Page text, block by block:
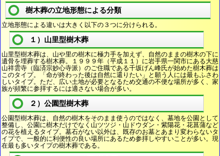
樹木葬の立地形態による分類
立地形態による違いは大きく以下の３つに分けられる。
１）山里型樹木葬
山里型樹木葬は、山や里の樹木に極力手を加えず、自然のままの樹木の下に
遺骨を埋葬する樹木葬。１９９９年（平成１１）に岩手県一関市にある大慈
山祥雲寺（臨済宗妙心寺派）のご住職である千坂げん峰氏が始めた樹木葬は
このタイプ。「命が終わった後は自然に還りたい」と願う人には最もふさわ
しいタイプ。ただ、広い土地が必要となるため交通の不便な場所が多く、家
族が頻繁に参拝するには適さない場合が多い。
２）公園型樹木葬
公園型樹木葬は、自然の樹木をそのまま使うのではなく、墓地を公園として
整備し、公園に樹木だけでなく山ツツジ・山ドウダン・紫陽花・花菖蒲など
の花を植えるタイプ。墓石がない以外は、既存のお墓とあまり変わらないタ
イプで、一般的に利便性の良い場所にあるため参拝しやすいことが多い。現
在最も多いタイプの樹木葬である。